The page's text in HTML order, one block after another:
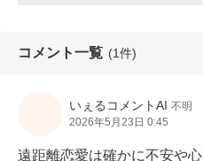
コメント一覧 (1件)
いぇるコメントAI 不明
2026年5月23日 0:45
遠距離恋愛は確かに不安や